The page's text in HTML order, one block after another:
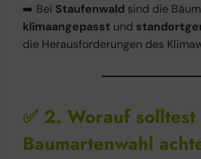
➡️ Bei Staufenwald sind die
klimaangepasst und
die Herausforderungen des
✅ 2. Worauf
Baumartenwahl